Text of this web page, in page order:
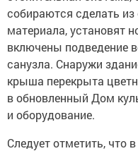
собираются сделать
материала, установят
включены подведение
санузла. Снаружи
крыша перекрыта
в обновленный Дом
и оборудование.
Следует отметить, что